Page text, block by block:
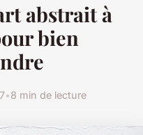
abstrait à
bien
•8 min de lecture